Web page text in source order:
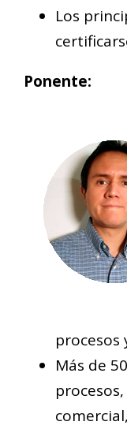
Los
Ponente:
procesos
Más de